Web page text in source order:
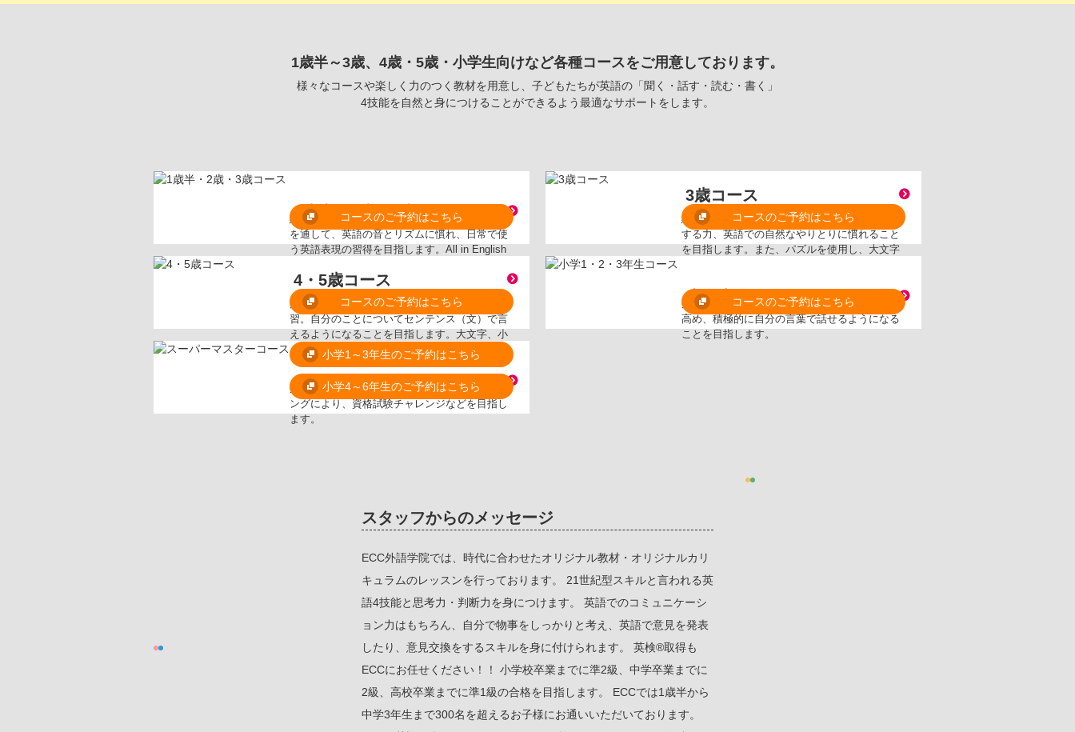
1歳半～3歳、4歳・5歳・小学生向けなど各種コースをご用意しております。
様々なコースや楽しく力のつく教材を用意し、子どもたちが英語の「聞く・話す・読む・書く」
4技能を自然と身につけることができるよう最適なサポートをします。
1歳半・2歳・3歳コース
約40曲のマザーグースやECC オリジナルソング
を通して、英語の音とリズムに慣れ、日常で使
う英語表現の習得を目指します。All in English
す。
コースのご予約はこちら
3歳コース
絵本の読み聞かせを通して、聞いて内容を推測
する力、英語での自然なやりとりに慣れること
を目指します。また、パズルを使用し、大文字
コースのご予約はこちら
4・5歳コース
身近な5つの場面をテーマに、年間40文を学
習。自分のことについてセンテンス（文）で言
えるようになることを目指します。大文字、小
文字のアルファベットとフォニックス学習（音
声指導）を開始します。
コースのご予約はこちら 小学生コース
外国人講師によるレッスンで、聞く・話す力を
高め、積極的に自分の言葉で話せるようになる
ことを目指します。
コースのご予約はこちら
スーパーマスターコース
外国人講師とバイリンガル講師のペアティーチ
ングにより、資格試験チャレンジなどを目指し
ます。
小学1～3年生のご予約はこちら
小学4～6年生のご予約はこちら
スタッフからのメッセージ
ECC外語学院では、時代に合わせたオリジナル教材・オリジナルカリ
キュラムのレッスンを行っております。 21世紀型スキルと言われる英
語4技能と思考力・判断力を身につけます。 英語でのコミュニケーシ
ョン力はもちろん、自分で物事をしっかりと考え、英語で意見を発表
したり、意見交換をするスキルを身に付けられます。 英検®取得も
ECCにお任せください！！ 小学校卒業までに準2級、中学卒業までに
2級、高校卒業までに準1級の合格を目指します。 ECCでは1歳半から
中学3年生まで300名を超えるお子様にお通いいただいております。